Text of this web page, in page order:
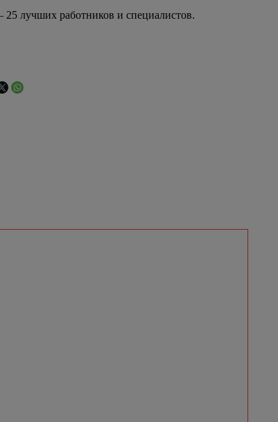
лучших работников и специалистов.